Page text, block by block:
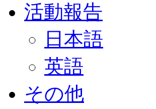
活動報告
日本語
英語
その他